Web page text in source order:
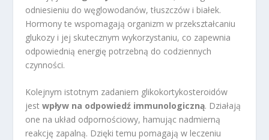
odniesieniu do węglowodanów, tłuszczów i białek.
Hormony te wspomagają organizm w przekształcaniu
glukozy i jej skutecznym wykorzystaniu, co zapewnia
odpowiednią energię potrzebną do codziennych
czynności.
Kolejnym istotnym zadaniem glikokortykosteroidów
jestwpływ na odpowiedź immunologiczną. Działają
one na układ odpornościowy, hamując nadmierną
reakcję zapalną. Dzięki temu pomagają w leczeniu